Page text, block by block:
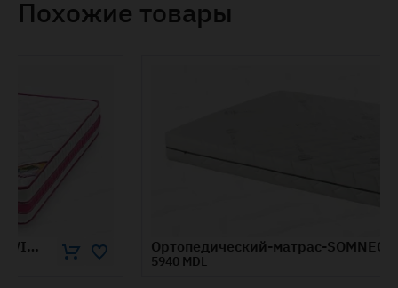
Похожие товары
Ортопедический-матрас-SOMNEO-BAMBOO-1.8x2-м
5940 MDL